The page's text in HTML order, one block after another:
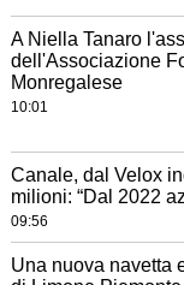
A Niella Tanaro
dell'Associazione
Monregalese
10:01
Canale, dal Velox
milioni: “Dal 2022
09:56
Una nuova navetta